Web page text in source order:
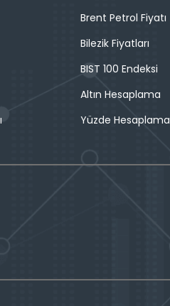
Brent Petrol Fiyatı
Bilezik Fiyatları
BIST 100 Endeksi
Altın Hesaplama
Yüzde Hesaplama